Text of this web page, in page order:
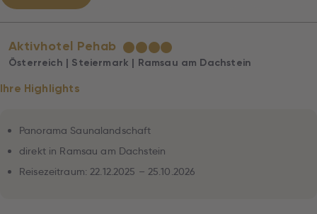
Aktivhotel Pehab ★★★★
Österreich | Steiermark | Ramsau am Dachstein
Ihre Highlights
Panorama Saunalandschaft
direkt in Ramsau am Dachstein
Reisezeitraum: 22.12.2025 – 25.10.2026